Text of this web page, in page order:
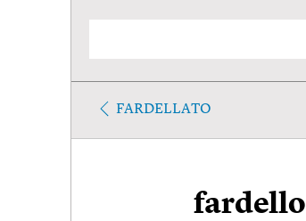
FARDELLATO
fardello